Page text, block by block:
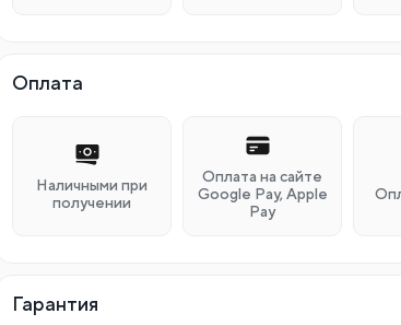
Оплата
Наличными при
получении
Оплата на сайте
Google Pay, Apple
Pay
Гарантия